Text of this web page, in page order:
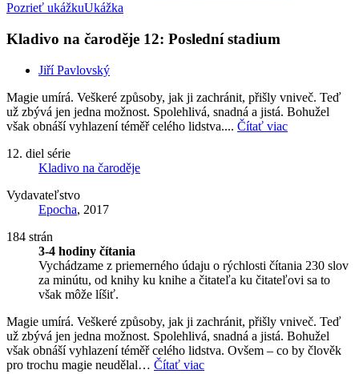
Pozrieť ukážkuUkážka
Kladivo na čaroděje 12: Poslední stadium
Jiří Pavlovský
Magie umírá. Veškeré způsoby, jak ji zachránit, přišly vniveč. Teď
už zbývá jen jedna možnost. Spolehlivá, snadná a jistá. Bohužel
však obnáší vyhlazení téměř celého lidstva.... Čítať viac
12. diel série
Kladivo na čaroděje
Vydavateľstvo
Epocha, 2017
184 strán
3-4 hodiny čítania
Vychádzame z priemerného údaju o rýchlosti čítania 230 slov
za minútu, od knihy ku knihe a čitateľa ku čitateľovi sa to
však môže líšiť.
Magie umírá. Veškeré způsoby, jak ji zachránit, přišly vniveč. Teď
už zbývá jen jedna možnost. Spolehlivá, snadná a jistá. Bohužel
však obnáší vyhlazení téměř celého lidstva. Ovšem – co by člověk
pro trochu magie neudělal… Čítať viac